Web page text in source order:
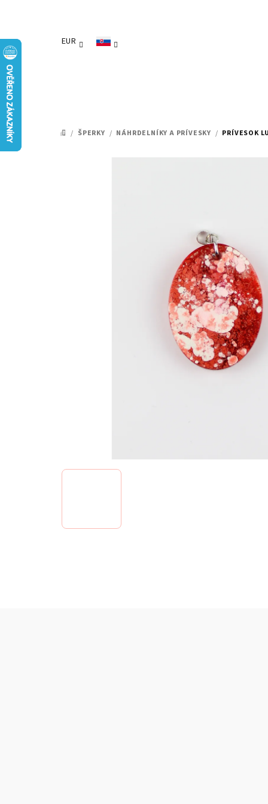
EUR
DOMOV
/ ŠPERKY / NÁHRDELNÍKY A PRÍVESKY / PRÍVESOK